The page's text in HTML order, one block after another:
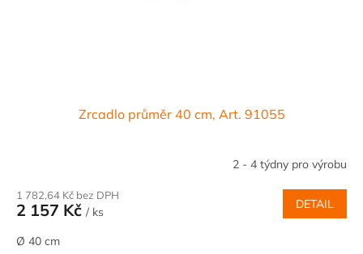
Zrcadlo průměr 40 cm, Art. 91055
2 - 4 týdny pro výrobu
1 782,64 Kč bez DPH
2 157 Kč / ks
DETAIL
Ø 40 cm